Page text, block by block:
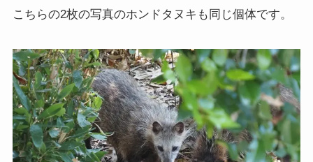
こちらの2枚の写真のホンドタヌキも同じ個体です。